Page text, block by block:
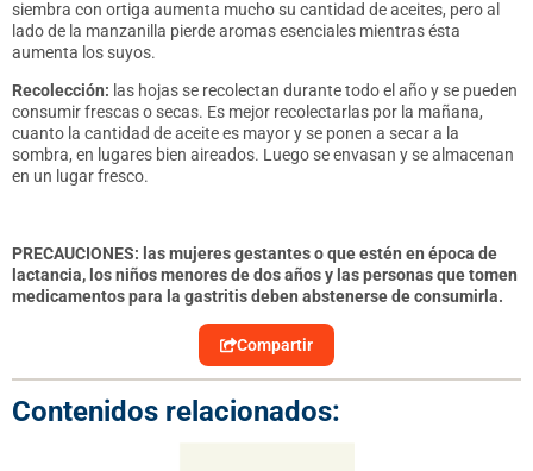
siembra con ortiga aumenta mucho su cantidad de aceites, pero al
lado de la manzanilla pierde aromas esenciales mientras ésta
aumenta los suyos.
Recolección: as hojas se recolectan durante todo el año y se pueden
consumir frescas o secas. Es mejor recolectarlas por la mañana,
cuanto la cantidad de aceite es mayor y se ponen a secar a la
sombra, en lugares bien aireados. Luego se envasan y se almacenan
en un lugar fresco.
PRECAUCIONES: l as mujeres gestantes o que estén en época de
lactancia, los niños menores de dos años y las personas que tomen
medicamentos para la gastritis deben abstenerse de consumirla.
Compartir
Contenidos relacionados: